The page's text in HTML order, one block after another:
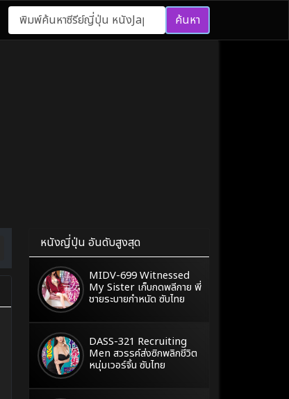
ค้นหา
หนังญี่ปุ่น อันดับสูงสุด
MIDV-699 Witnessed
My Sister เก็บกดพลีกาย พี่
ชายระบายกำหนัด ซับไทย
DASS-321 Recruiting
Men สวรรค์ส่งซิกพลิกชีวิต
หนุ่มเวอร์จิ้น ซับไทย